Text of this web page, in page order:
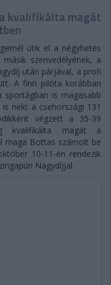
kvalifikálta magát
ütik el a négyhetes
szenvedélyének, a
után párjával, a profi
A finn pilóta korábban
sportágban is magasabb
neki: a csehországi 131
végzett a 35-39
kvalifikálta magát a
maga Bottas számolt be
10-11-én rendezik
Nagydíjjal.